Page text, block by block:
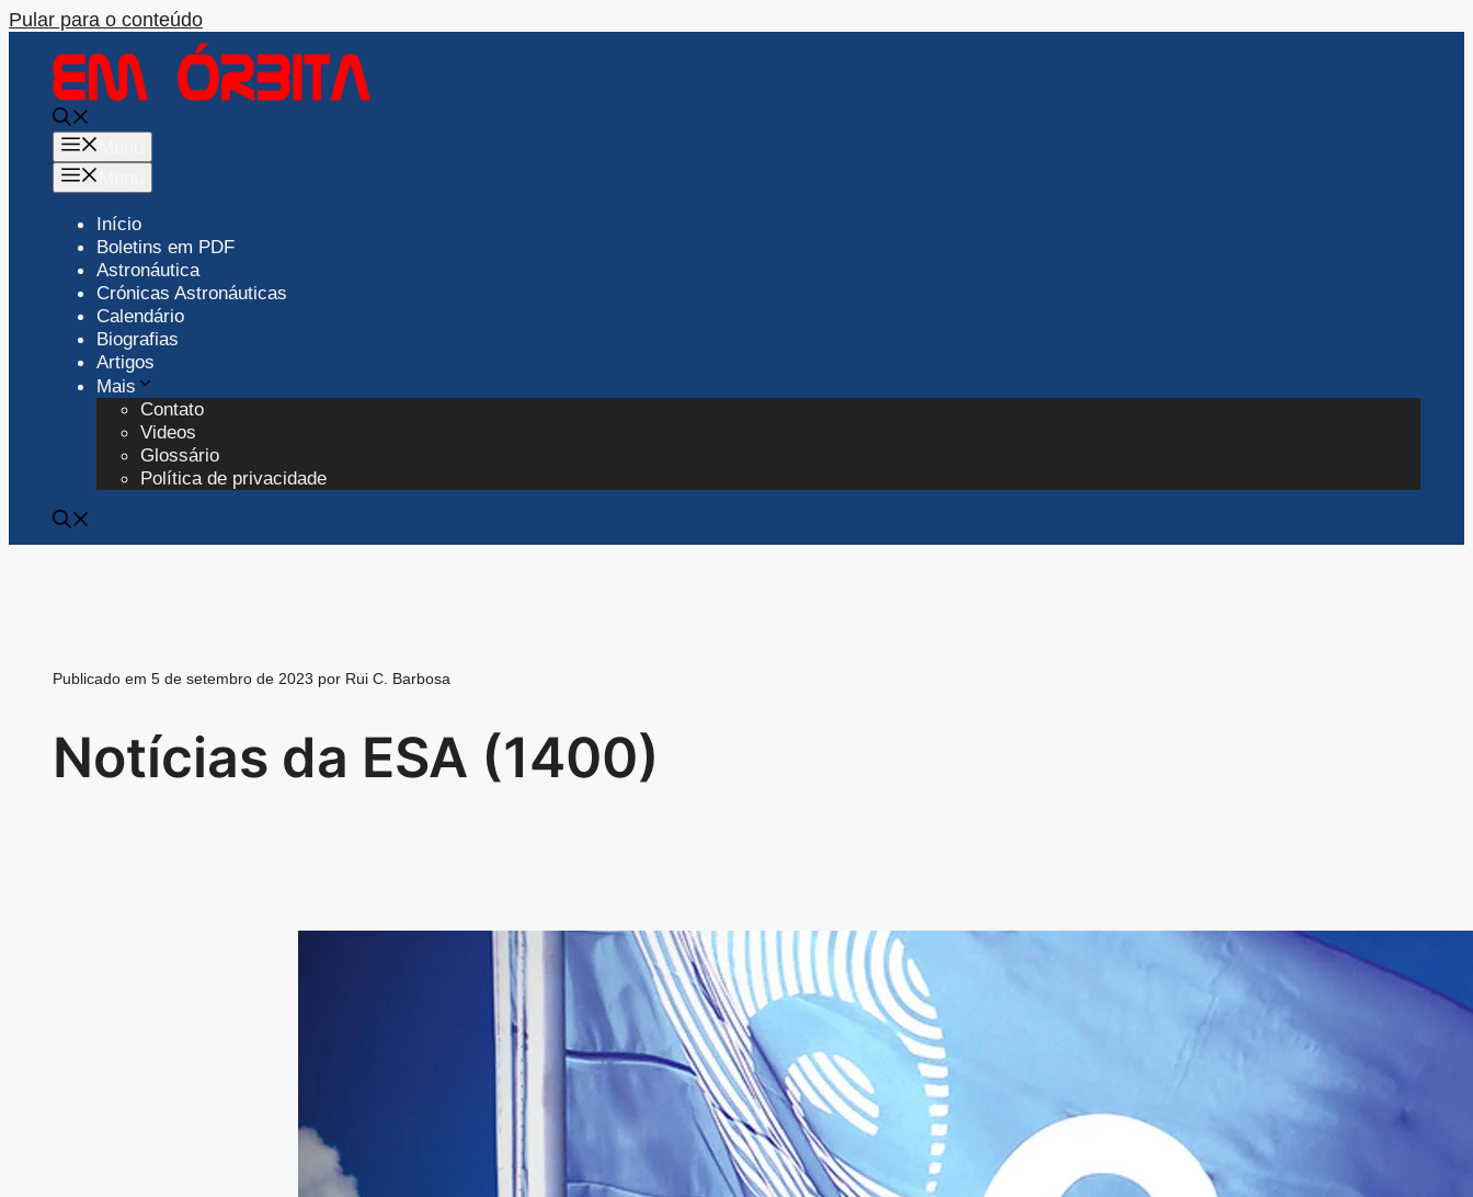
Pular para o conteúdo
Início
Boletins em PDF
Astronáutica
Crónicas Astronáuticas
Calendário
Biografias
Artigos
Mais
Contato
Videos
Glossário
Política de privacidade
Publicado em 5 de setembro de 2023 por Rui C. Barbosa
Notícias da ESA (1400)